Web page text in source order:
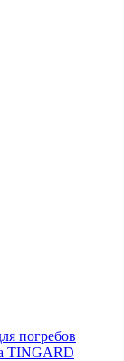
погребов
TINGARD